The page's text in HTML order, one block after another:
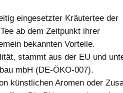
eingesetzter Kräutertee der
ab dem Zeitpunkt ihrer
bekannten Vorteile.
stammt aus der EU und
mbH (DE-ÖKO-007).
künstlichen Aromen oder